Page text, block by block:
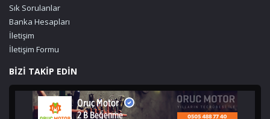
Sık Sorulanlar
Banka Hesapları
İletişim
İletişim Formu
BİZİ TAKİP EDİN